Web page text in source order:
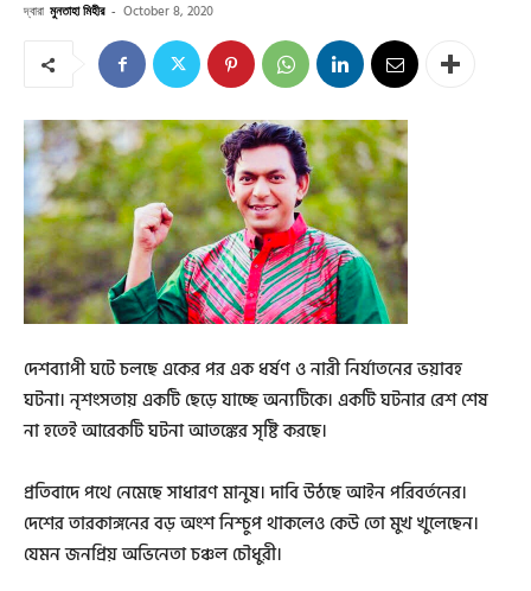
দ্বারা মুনতাহা মিহীর - October 8, 2020
দেশব্যাপী ঘটে চলছে একের পর এক ধর্ষণ ও নারী নির্যাতনের ভয়াবহ
ঘটনা। নৃশংসতায় একটি ছেড়ে যাচ্ছে অন্যটিকে। একটি ঘটনার রেশ শেষ
না হতেই আরেকটি ঘটনা আতঙ্কের সৃষ্টি করছে।
প্রতিবাদে পথে নেমেছে সাধারণ মানুষ। দাবি উঠছে আইন পরিবর্তনের।
দেশের তারকাঙ্গনের বড় অংশ নিশ্চুপ থাকলেও কেউ তো মুখ খুলেছেন।
যেমন জনপ্রিয় অভিনেতা চঞ্চল চৌধুরী।